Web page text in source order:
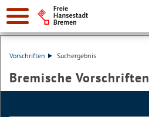
Vorschriften Suchergebnis
Bremische Vorschriften